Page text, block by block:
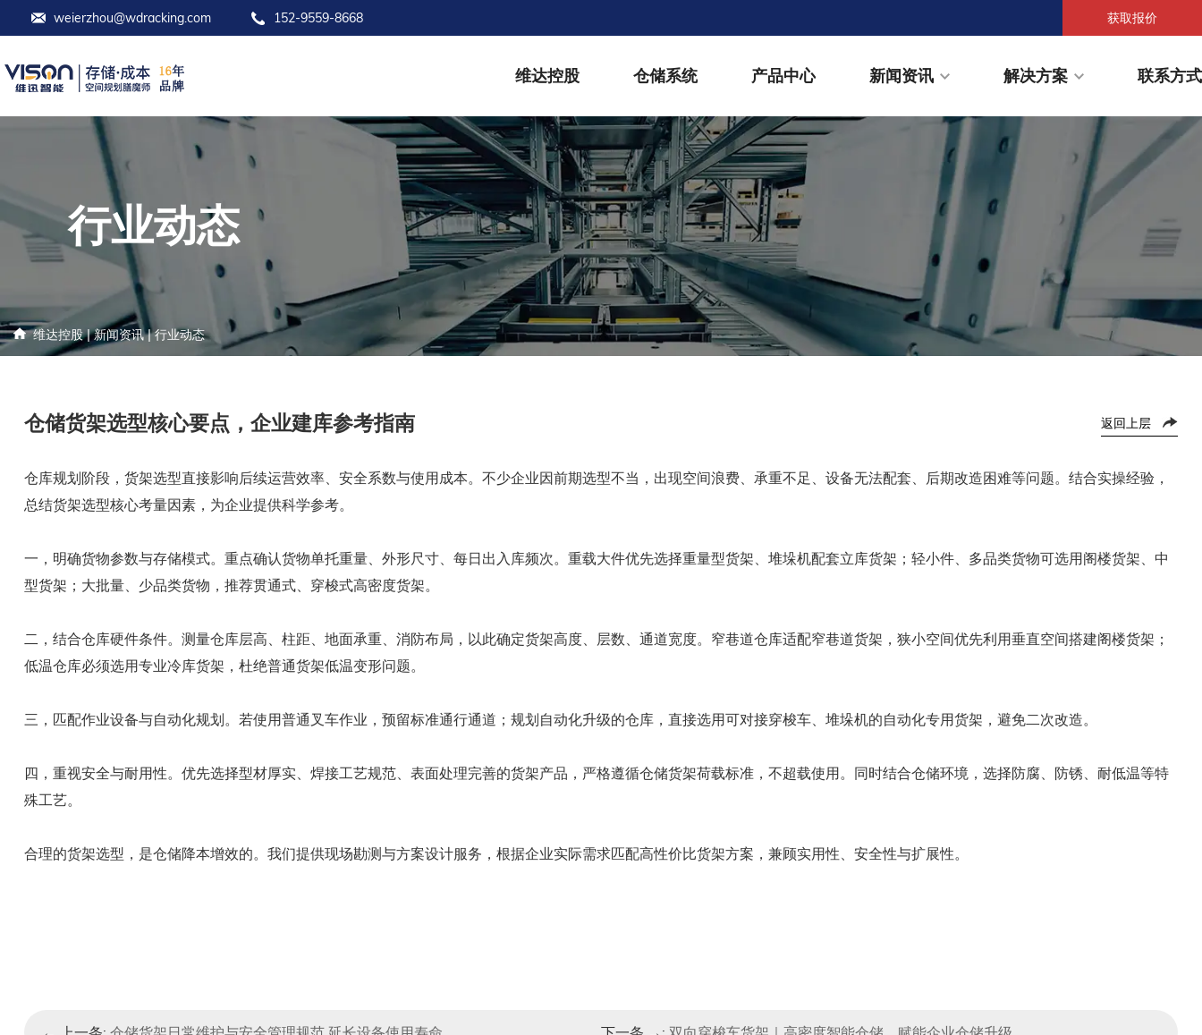
weierzhou@wdracking.com 152-9559-8668 获取报价
维达控股 仓储系统 产品中心 新闻资讯 解决方案 联系方式
行业动态
维达控股|新闻资讯|行业动态
仓储货架选型核心要点，企业建库参考指南 返回上层
仓库规划阶段，货架选型直接影响后续运营效率、安全系数与使用成本。不少企业因前期选型不当，出现空间浪费、承重不足、设备无法配套、后期改造困难等问题。结合实操经验，
总结货架选型核心考量因素，为企业提供科学参考。
一，明确货物参数与存储模式。重点确认货物单托重量、外形尺寸、每日出入库频次。重载大件优先选择重量型货架、堆垛机配套立库货架；轻小件、多品类货物可选用阁楼货架、中
型货架；大批量、少品类货物，推荐贯通式、穿梭式高密度货架。
二，结合仓库硬件条件。测量仓库层高、柱距、地面承重、消防布局，以此确定货架高度、层数、通道宽度。窄巷道仓库适配窄巷道货架，狭小空间优先利用垂直空间搭建阁楼货架；
低温仓库必须选用专业冷库货架，杜绝普通货架低温变形问题。
三，匹配作业设备与自动化规划。若使用普通叉车作业，预留标准通行通道；规划自动化升级的仓库，直接选用可对接穿梭车、堆垛机的自动化专用货架，避免二次改造。
四，重视安全与耐用性。优先选择型材厚实、焊接工艺规范、表面处理完善的货架产品，严格遵循仓储货架荷载标准，不超载使用。同时结合仓储环境，选择防腐、防锈、耐低温等特
殊工艺。
合理的货架选型，是仓储降本增效的。我们提供现场勘测与方案设计服务，根据企业实际需求匹配高性价比货架方案，兼顾实用性、安全性与扩展性。